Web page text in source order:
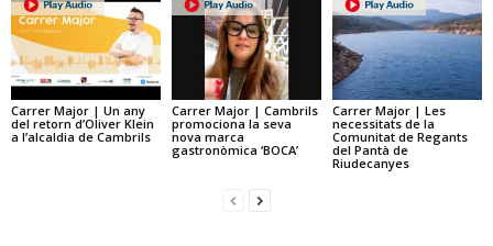
Carrer Major | Un any
del retorn d’Oliver Klein
a l’alcaldia de Cambrils
Carrer Major | Cambrils
promociona la seva
nova marca
gastronòmica ‘BOCA’
Carrer Major | Les
necessitats de la
Comunitat de Regants
del Pantà de
Riudecanyes